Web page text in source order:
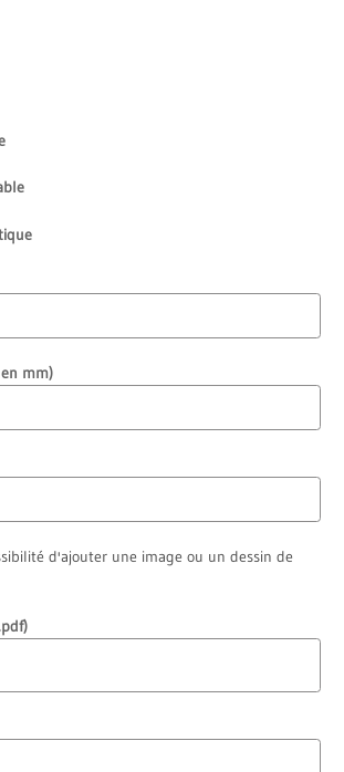
mm)
d'ajouter une image ou un dessin de